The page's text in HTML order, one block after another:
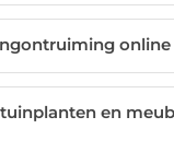
online
en